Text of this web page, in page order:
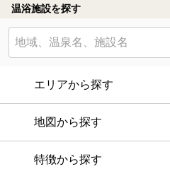
温浴施設を探す
エリアから探す
地図から探す
特徴から探す